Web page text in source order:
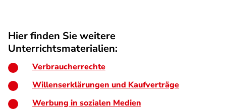
Hier finden Sie weitere
Unterrichtsmaterialien:
Verbraucherrechte
Willenserklärungen und Kaufverträge
Werbung in sozialen Medien